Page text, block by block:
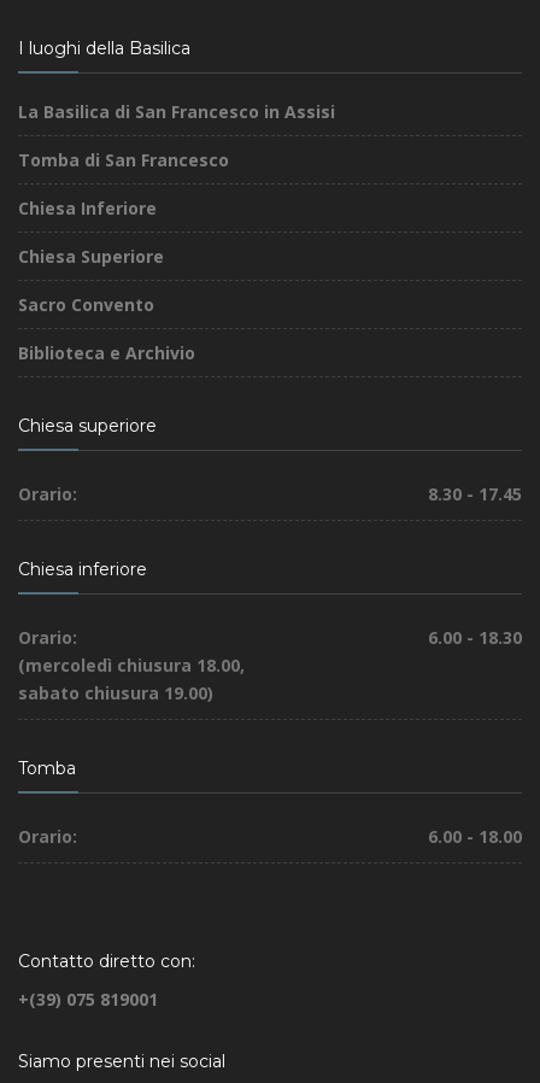
I luoghi della Basilica
La Basilica di San Francesco in Assisi
Tomba di San Francesco
Chiesa Inferiore
Chiesa Superiore
Sacro Convento
Biblioteca e Archivio
Chiesa superiore
Orario: 8.30 - 17.45
Chiesa inferiore
Orario:
6.00 - 18.30
(mercoledì chiusura 18.00,
sabato chiusura 19.00)
Tomba
Orario: 6.00 - 18.00
Contatto diretto con:
+(39) 075 819001
Siamo presenti nei social